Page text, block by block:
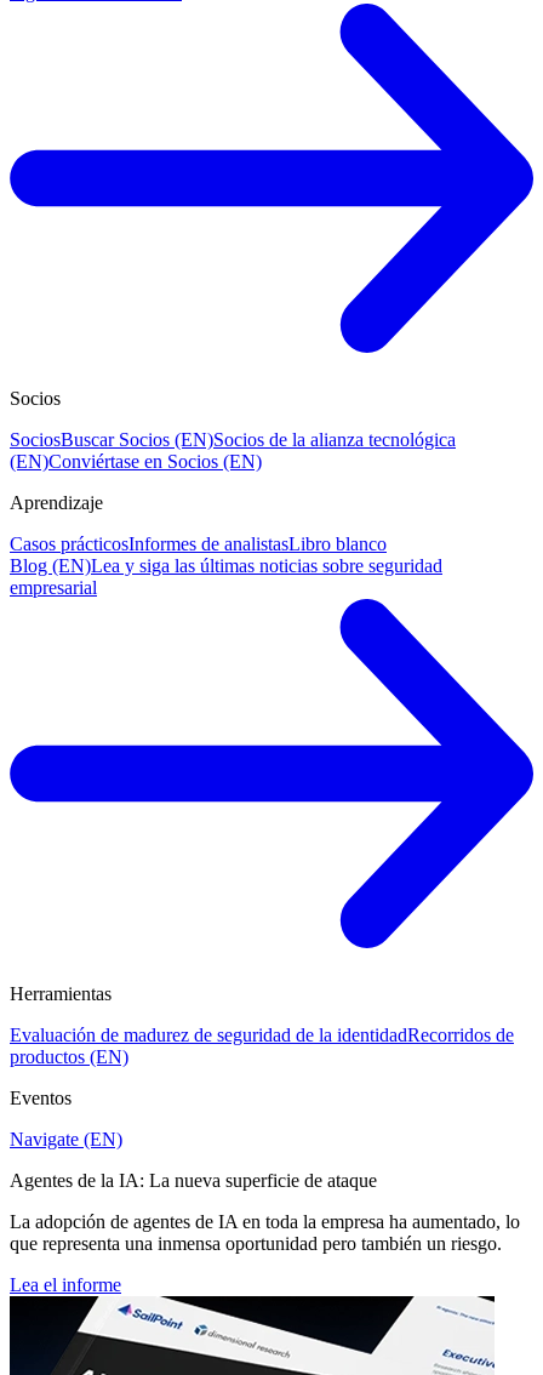
Socios
SociosBuscar Socios (EN)Socios de la alianza tecnológica
(EN)Conviértase en Socios (EN)
Aprendizaje
Casos prácticosInformes de analistasLibro blanco
Blog (EN)Lea y siga las últimas noticias sobre seguridad
empresarial
Herramientas
Evaluación de madurez de seguridad de la identidadRecorridos de
productos (EN)
Eventos
Navigate (EN)
Agentes de la IA: La nueva superficie de ataque
La adopción de agentes de IA en toda la empresa ha aumentado, lo
que representa una inmensa oportunidad pero también un riesgo.
Lea el informe